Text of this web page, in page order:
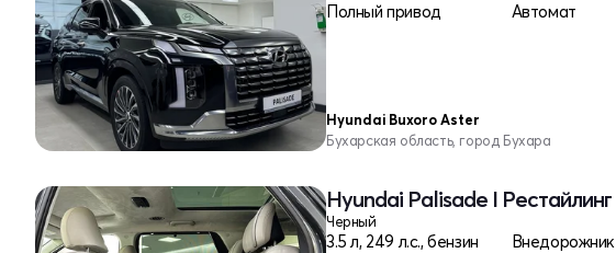
Полный привод
Автомат
Hyundai Buxoro Aster
Бухарская область, город Бухара
Hyundai Palisade I Рестайлинг
Черный
3.5 л, 249 л.с., бензин
Внедорожник